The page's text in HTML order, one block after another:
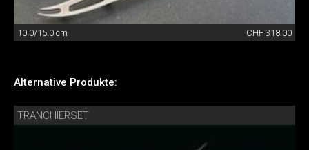
10.0/15.0 cm CHF 318.00
Alternative Produkte:
TRANCHIERSET